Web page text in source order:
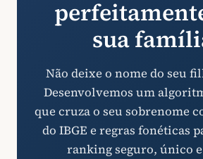
sua
Não deixe o nome do seu
Desenvolvemos um
que cruza o seu sobrenome
do IBGE e regras fonéticas
ranking seguro, único